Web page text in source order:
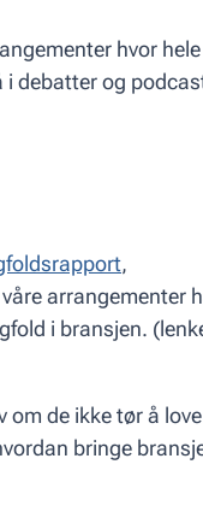
hvor hele
i debatter og
,
våre arrangementer
i bransjen.
om de ikke tør å
bringe